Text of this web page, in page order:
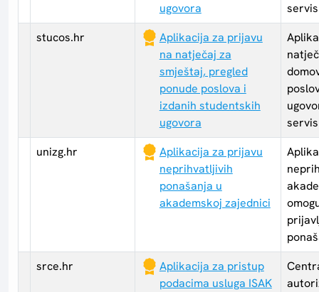
ugovora
stucos.hr
Aplikacija za prijavu
na natječaj za
smještaj, pregled
ponude poslova i
izdanih studentskih
ugovora
unizg.hr
Aplikacija za prijavu
neprihvatljivih
ponašanja u
akademskoj zajednici
srce.hr
Aplikacija za pristup
podacima usluga ISAK